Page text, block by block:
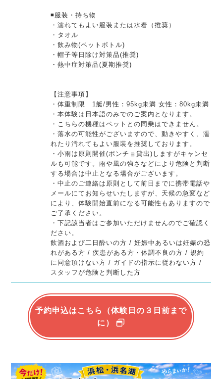
◾️服装・持ち物
・濡れてもよい服装または水着（推奨）
・タオル
・飲み物(ペットボトル)
・帽子等日除け対策品(推奨)
・熱中症対策品(夏期推奨)
【注意事項】
・体重制限 1艇/男性：95kg未満 女性：80kg未満
・本体験は日本語のみでのご案内となります。
・こちらの機種はペットとの同乗はできません。
・落水の可能性がございますので、動きやすく、濡
れたり汚れてもよい服装を推奨しております。
・小雨は原則開催(ポンチョ貸出)しますがキャンセ
ルも可能です。雨や風の強さなどにより危険と判断
する場合は中止となる場合がございます。
・中止のご連絡は原則として前日までに携帯電話や
メールにてお知らせいたしますが、天候の急変など
により、体験開始直前になる可能性もありますので
ご了承ください。
・下記該当者はご参加いただけませんのでご確認く
ださい。
飲酒および二日酔いの方 / 妊娠中あるいは妊娠の恐
れがある方 / 疾患がある方・体調不良の方 / 規約
に同意頂けない方 / ガイドの指示に従わない方 /
スタッフが危険と判断した方
予約申込はこちら（体験日の３日前まで
に）